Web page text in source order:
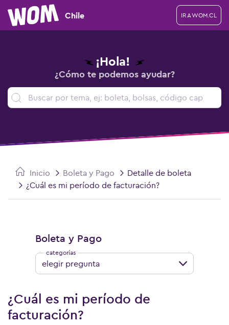
Chile IR A WOM.CL
¡Hola!
¿Cómo te podemos ayudar?
Inicio Boleta y Pago
Detalle de boleta
¿Cuál es mi período de facturación?
¿Cuál es mi período de
facturación?
Boleta y Pago
elegir pregunta